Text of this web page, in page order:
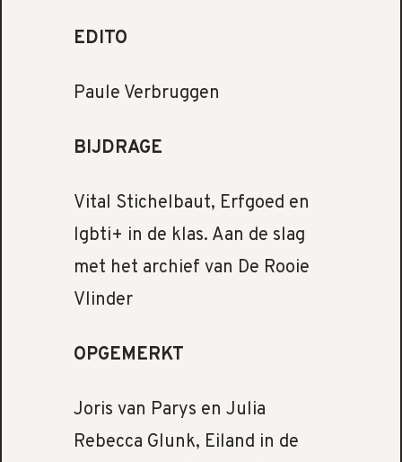
EDITO
Paule Verbruggen
BIJDRAGE
Vital Stichelbaut, Erfgoed en
lgbti+ in de klas. Aan de slag
met het archief van De Rooie
Vlinder
OPGEMERKT
Joris van Parys en Julia
Rebecca Glunk, Eiland in de